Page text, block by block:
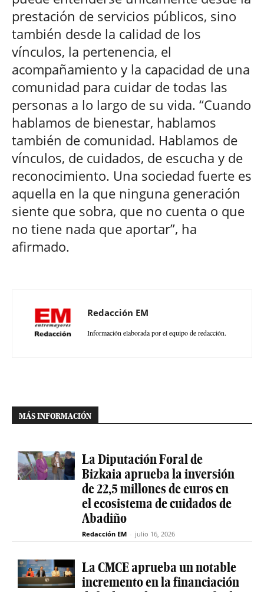
prestación de servicios públicos, sino
también desde la calidad de los
vínculos, la pertenencia, el
acompañamiento y la capacidad de una
comunidad para cuidar de todas las
personas a lo largo de su vida. “Cuando
hablamos de bienestar, hablamos
también de comunidad. Hablamos de
vínculos, de cuidados, de escucha y de
reconocimiento. Una sociedad fuerte es
aquella en la que ninguna generación
siente que sobra, que no cuenta o que
no tiene nada que aportar”, ha
afirmado.
Redacción EM
Información elaborada por el equipo de redacción.
MÁS INFORMACIÓN
La Diputación Foral de
Bizkaia aprueba la inversión
de 22,5 millones de euros en
el ecosistema de cuidados de
Abadiño
Redacción EM - julio 16, 2026
La CMCE aprueba un notable
incremento en la financiación